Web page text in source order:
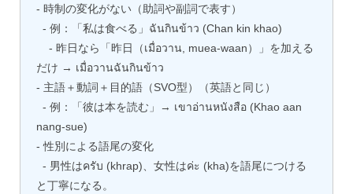
- 時制の変化がない（助詞や副詞で表す）
- 例：「私は食べる」ฉันกินข้าว (Chan kin khao)
- 昨日なら「昨日（เมื่อวาน, muea-waan）」を加える
だけ → เมื่อวานฉันกินข้าว
- 主語＋動詞＋目的語（SVO型）（英語と同じ）
- 例：「彼は本を読む」→ เขาอ่านหนังสือ (Khao aan
nang-sue)
- 性別による語尾の変化
- 男性はครับ (khrap)、女性はค่ะ (kha)を語尾につける
と丁寧になる。